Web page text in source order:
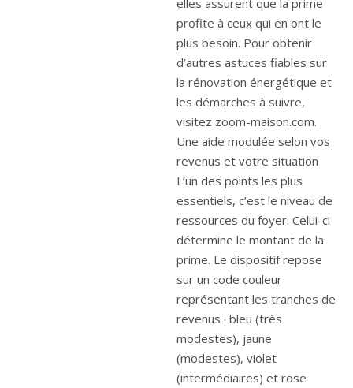
profite à ceux qui en ont le
plus besoin. Pour obtenir
d’autres astuces fiables sur
la rénovation énergétique et
les démarches à suivre,
visitez zoom-maison.com.
Une aide modulée selon vos
revenus et votre situation
L’un des points les plus
essentiels, c’est le niveau de
ressources du foyer. Celui-ci
détermine le montant de la
prime. Le dispositif repose
sur un code couleur
représentant les tranches de
revenus : bleu (très
modestes), jaune
(modestes), violet
(intermédiaires) et rose